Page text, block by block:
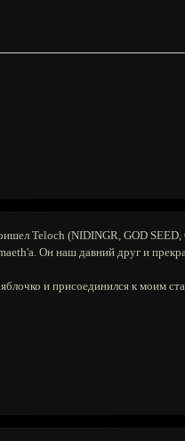
Teloch (NIDINGR, GOD
Он наш давний друг и
и присоединился к моим